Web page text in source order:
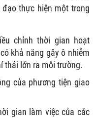
thực hiện một trong
chỉnh thời gian hoạt
khả năng gây ô nhiễm
thải lớn ra môi trường.
của phương tiện giao
gian làm việc của các